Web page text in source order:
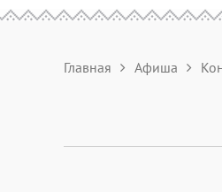
Главная Афиша